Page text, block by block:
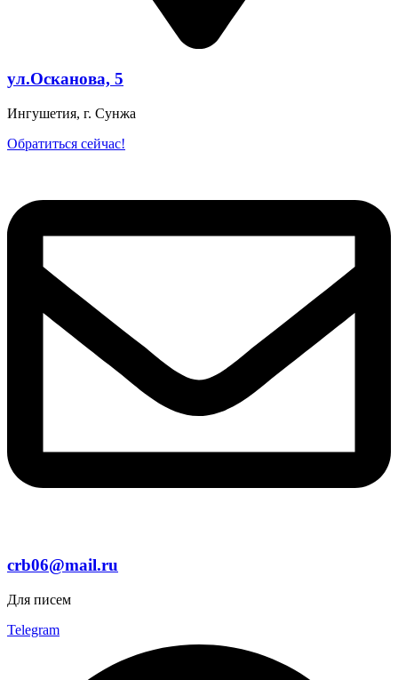
ул.Осканова, 5
Ингушетия, г. Сунжа
Обратиться сейчас!
crb06@mail.ru
Для писем
Telegram